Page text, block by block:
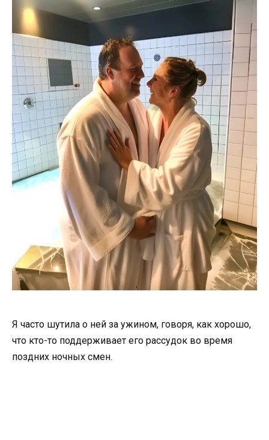
Я часто шутила о ней за ужином, говоря, как хорошо,
что кто-то поддерживает его рассудок во время
поздних ночных смен.